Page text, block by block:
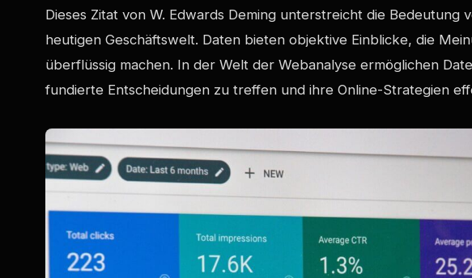
Dieses Zitat von W. Edwards Deming unterstreicht die Bedeutung
heutigen Geschäftswelt. Daten bieten objektive Einblicke, die
überflüssig machen. In der Welt der Webanalyse ermöglichen
fundierte Entscheidungen zu treffen und ihre Online-Strategien